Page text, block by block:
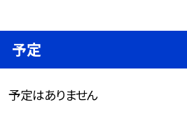
予定
予定はありません